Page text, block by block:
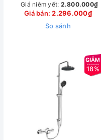
Giá niêm yết: 2.800.000₫
Giá bán:2.296.000₫
So sánh
18%